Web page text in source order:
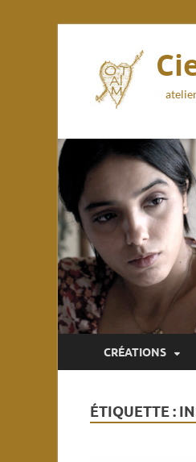
CRÉATIONS
ÉTIQUETTE :